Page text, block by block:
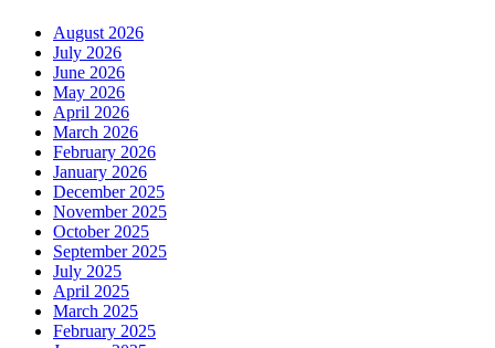
August 2026
July 2026
June 2026
May 2026
April 2026
March 2026
February 2026
January 2026
December 2025
November 2025
October 2025
September 2025
July 2025
April 2025
March 2025
February 2025